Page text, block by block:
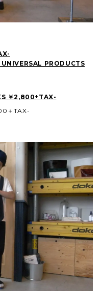
PRODUCTS
￥2,800+TAX-
＋TAX-